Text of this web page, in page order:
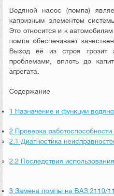
Водяной насос (помпа)
капризным элементом
Это относится и к
помпа обеспечивает
Выход её из строя грозит
проблемами, вплоть до
агрегата.
Содержание
1 Назначение и функции
2 Проверка
2.1 Диагностика
2.2 Последствия
3 Замена помпы на ВАЗ 2110/